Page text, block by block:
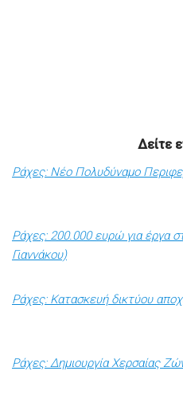
Δείτε
Ράχες: Νέο Πολυδύναμο
Ράχες: 200.000 ευρώ για έργα
Γιαννάκου)
Ράχες: Κατασκευή δικτύου
Ράχες: Δημιουργία Χερσαίας